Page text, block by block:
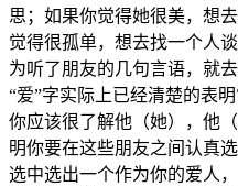
思；如果你觉得她很美，想
觉得很孤单，想去找一个人
为听了朋友的几句言语，就
“爱”字实际上已经清楚的表
你应该很了解他（她），他
明你要在这些朋友之间认真
选中选出一个作为你的爱人